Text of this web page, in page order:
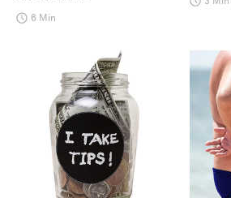
6 Min